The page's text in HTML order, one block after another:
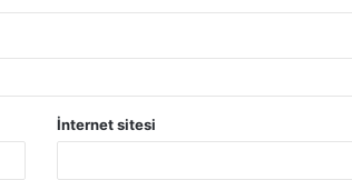
İnternet sitesi